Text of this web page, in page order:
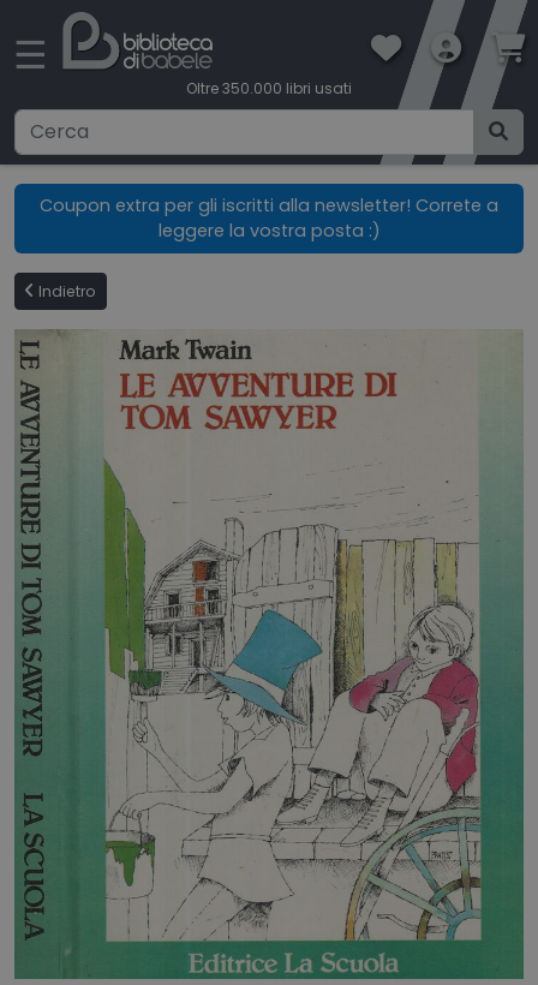
☰
Oltre 350.000 libri usati
Ricerca avanzata
CONDIZIONI DI VENDITA
BOOKLOVERS CARD
NEWSLETTER
Coupon extra per gli iscritti alla newsletter! Correte a
leggere la vostra posta :)
Indietro